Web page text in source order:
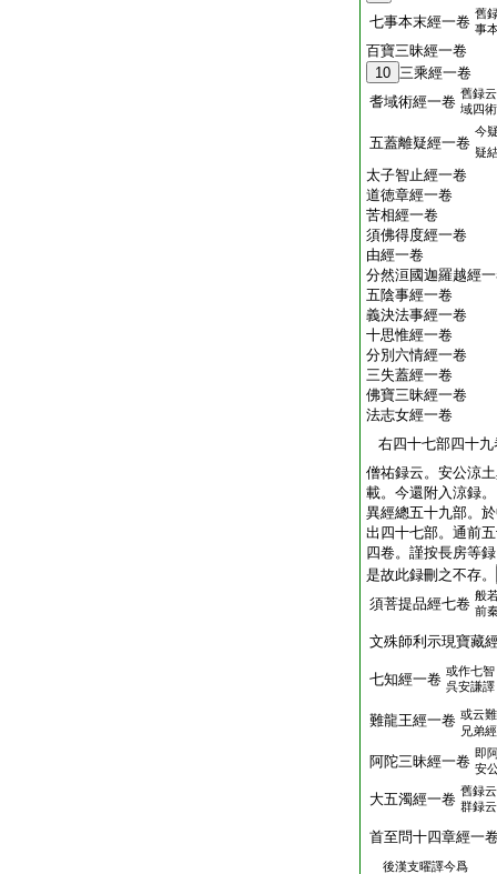
七事本末經一卷 舊
事
百寶三昧經一卷
10 三乘經一卷
耆域術經一卷 舊録
域四
五蓋離疑經一卷
今
疑
太子智止經一卷
道徳章經一卷
苦相經一卷
須佛得度經一卷
由經一卷
分然洹國迦羅越經
五陰事經一卷
義決法事經一卷
十思惟經一卷
分別六情經一卷
三失蓋經一卷
佛寶三昧經一卷
法志女經一卷
右四十七部四十九
僧祐録云。安公涼
載。今還附入涼録
異經總五十九部。
出四十七部。通前
四卷。謹按長房等
是故此録刪之不存。
須菩提品經七卷 般
前
文殊師利示現寶藏
七知經一卷 或作七智
呉安謙譯
難龍王經一卷 或云
兄弟
阿陀三昧經一卷 即
安
大五濁經一卷 舊録
群録
首至問十四章經一
後漢支曜譯今爲